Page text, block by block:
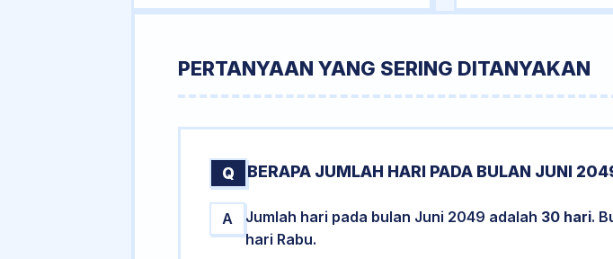
PERTANYAAN YANG SERING DITANYAKAN
Q BERAPA JUMLAH HARI PADA BULAN JUNI
A Jumlah hari pada bulan Juni 2049 adalah 30 hari.
hari Rabu.